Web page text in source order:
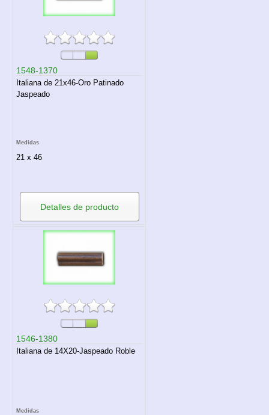
1548-1370
Italiana de 21x46-Oro Patinado
Jaspeado
Medidas
21 x 46
Detalles de producto
1546-1380
Italiana de 14X20-Jaspeado Roble
Medidas